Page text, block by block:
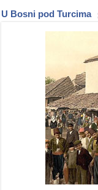
U Bosni pod Turcima